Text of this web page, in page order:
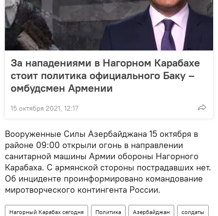
За нападениями в Нагорном Карабахе
стоит политика официального Баку –
омбудсмен Армении
15 октября 2021, 12:17
Вооруженные Силы Азербайджана 15 октября в
районе 09:00 открыли огонь в направлении
санитарной машины Армии обороны Нагорного
Карабаха. С армянской стороны пострадавших нет.
Об инциденте проинформировано командование
миротворческого контингента России.
Нагорный Карабах сегодня Политика Азербайджан солдаты